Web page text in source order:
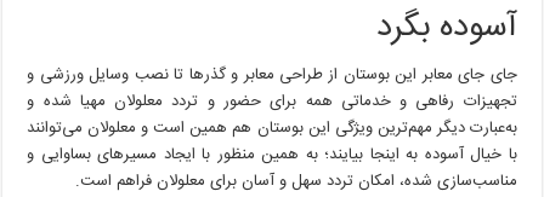
آسوده بگرد
جای جای معابر این بوستان از طراحی معابر و گذرها تا نصب وسایل ورزشی و
تجهیزات رفاهی و خدماتی همه برای حضور و تردد معلولان مهیا شده و
به‌عبارت دیگر مهم‌ترین ویژگی این بوستان هم همین است و معلولان می‌توانند
با خیال آسوده به اینجا بیایند؛ به همین منظور با ایجاد مسیرهای بساوایی و
مناسب‌سازی‌ شده، امکان تردد سهل و آسان برای معلولان فراهم است.